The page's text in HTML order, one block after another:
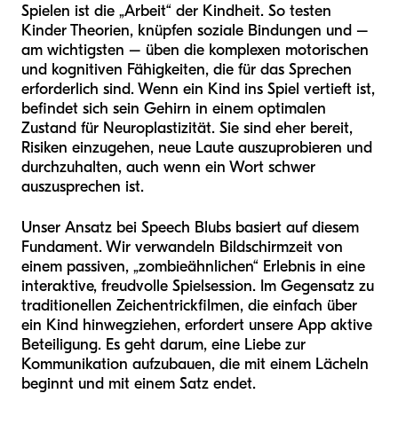
Spielen ist die „Arbeit“ der Kindheit. So testen
Kinder Theorien, knüpfen soziale Bindungen und –
am wichtigsten – üben die komplexen motorischen
und kognitiven Fähigkeiten, die für das Sprechen
erforderlich sind. Wenn ein Kind ins Spiel vertieft ist,
befindet sich sein Gehirn in einem optimalen
Zustand für Neuroplastizität. Sie sind eher bereit,
Risiken einzugehen, neue Laute auszuprobieren und
durchzuhalten, auch wenn ein Wort schwer
auszusprechen ist.
Unser Ansatz bei Speech Blubs basiert auf diesem
Fundament. Wir verwandeln Bildschirmzeit von
einem passiven, „zombieähnlichen“ Erlebnis in eine
interaktive, freudvolle Spielsession. Im Gegensatz zu
traditionellen Zeichentrickfilmen, die einfach über
ein Kind hinwegziehen, erfordert unsere App aktive
Beteiligung. Es geht darum, eine Liebe zur
Kommunikation aufzubauen, die mit einem Lächeln
beginnt und mit einem Satz endet.